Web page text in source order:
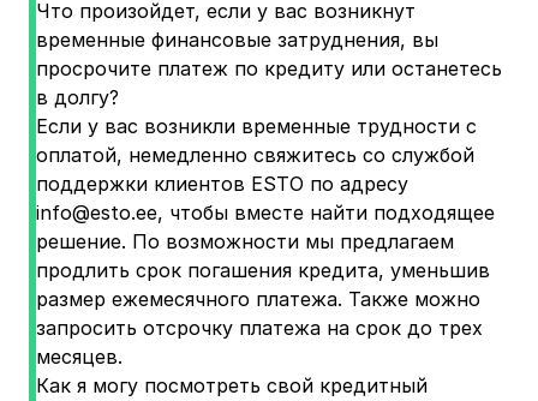
Что произойдет, если у вас возникнут
временные финансовые затруднения, вы
просрочите платеж по кредиту или останетесь
в долгу?
Если у вас возникли временные трудности с
оплатой, немедленно свяжитесь со службой
поддержки клиентов ESTO по адресу
info@esto.ee, чтобы вместе найти подходящее
решение. По возможности мы предлагаем
продлить срок погашения кредита, уменьшив
размер ежемесячного платежа. Также можно
запросить отсрочку платежа на срок до трех
месяцев.
Как я могу посмотреть свой кредитный